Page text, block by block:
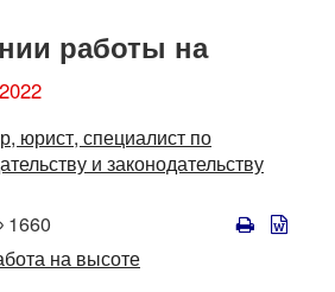
работы на
юрист, специалист по
и законодательству
Количество
просмотров
1660
на высоте